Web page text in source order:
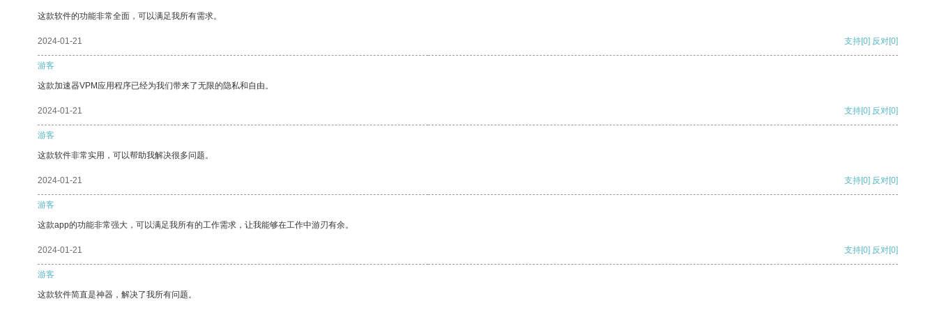
这款软件的功能非常全面，可以满足我所有需求。
2024-01-21 支持[0] 反对[0]
游客
这款加速器VPM应用程序已经为我们带来了无限的隐私和自由。
2024-01-21 支持[0] 反对[0]
游客
这款软件非常实用，可以帮助我解决很多问题。
2024-01-21 支持[0] 反对[0]
游客
这款app的功能非常强大，可以满足我所有的工作需求，让我能够在工作中游刃有余。
2024-01-21 支持[0] 反对[0]
游客
这款软件简直是神器，解决了我所有问题。